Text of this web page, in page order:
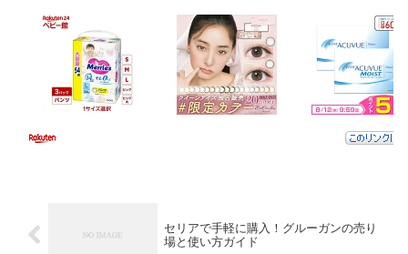
セリアで手軽に購入！グルーガンの売り
場と使い方ガイド